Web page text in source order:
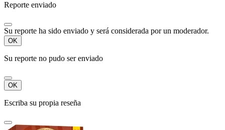
Reporte enviado
Su reporte ha sido enviado y será considerada por un moderador.
OK
Su reporte no pudo ser enviado
OK
Escriba su propia reseña